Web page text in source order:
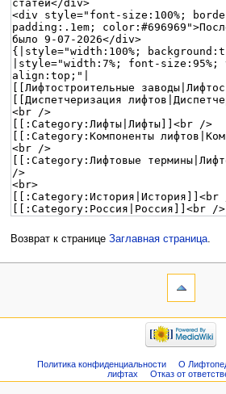
Возврат к странице Заглавная страница.
Политика конфиденциальности
О
лифтах
Отказ от